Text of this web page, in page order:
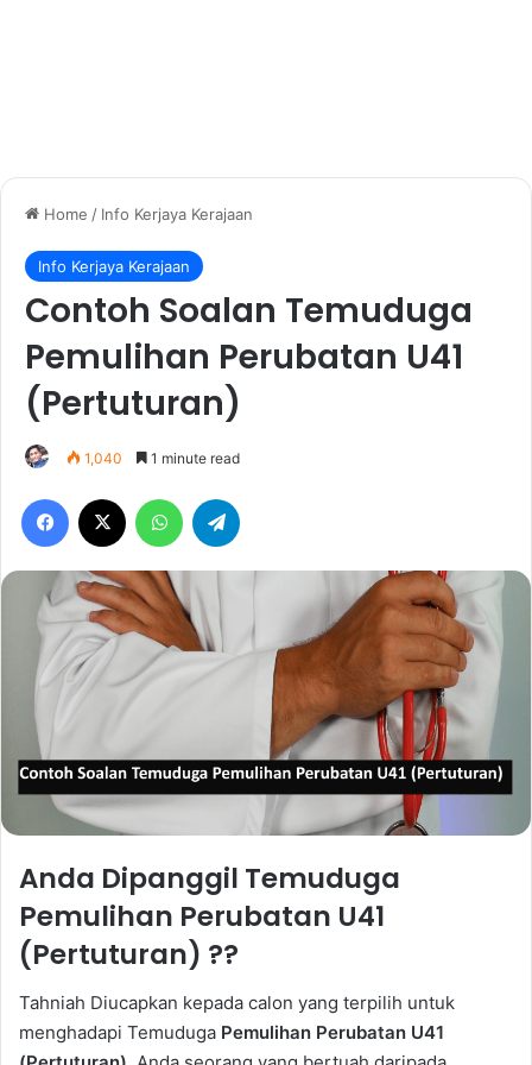
Home / Info Kerjaya Kerajaan
Info Kerjaya Kerajaan
Contoh Soalan Temuduga
Pemulihan Perubatan U41
(Pertuturan)
1,040 1 minute read
Facebook WhatsApp
Anda Dipanggil Temuduga
Pemulihan Perubatan U41
(Pertuturan) ??
Tahniah Diucapkan kepada calon yang terpilih untuk
menghadapi Temuduga Pemulihan Perubatan U41